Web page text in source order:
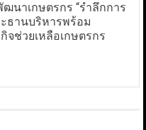
นาเกษตรกร “รำลึกการ
ธานบริหารพร้อม
จช่วยเหลือเกษตรกร